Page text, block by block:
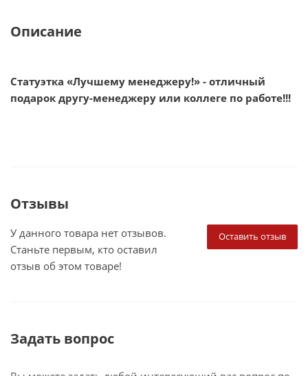
Описание
Статуэтка «Лучшему менеджеру!» - отличный
подарок другу-менеджеру или коллеге по работе!!!
Отзывы
Оставить отзыв
У данного товара нет отзывов.
Станьте первым, кто оставил
отзыв об этом товаре!
Задать вопрос